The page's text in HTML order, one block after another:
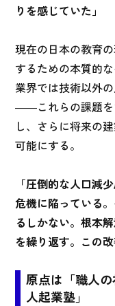
りを感じていた」
現在の日本の教育
するための本質的
業界では技術以外
――これらの課題を
し、さらに将来の
可能にする。
「圧倒的な人口減
危機に陥っている
るしかない。根本
を繰り返す。この
原点は「職人
人起業塾」